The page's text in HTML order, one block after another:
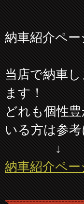
納車紹介ペ
当店で納車
ます！
どれも個性
いる方は参
↓
納車紹介ペー